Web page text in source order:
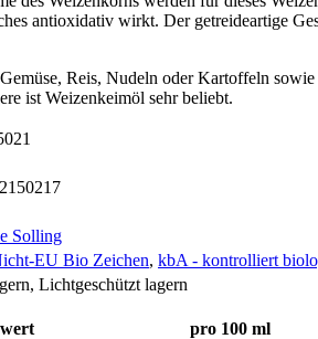
antioxidativ wirkt. Der getreideartige
Reis, Nudeln oder Kartoffeln
ist Weizenkeimöl sehr beliebt.
Solling
EU Bio Zeichen, kbA - kontrolliert
Lichtgeschützt lagern
pro 100 ml